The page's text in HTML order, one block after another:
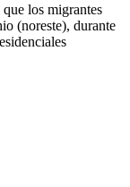
los migrantes
(noreste), durante